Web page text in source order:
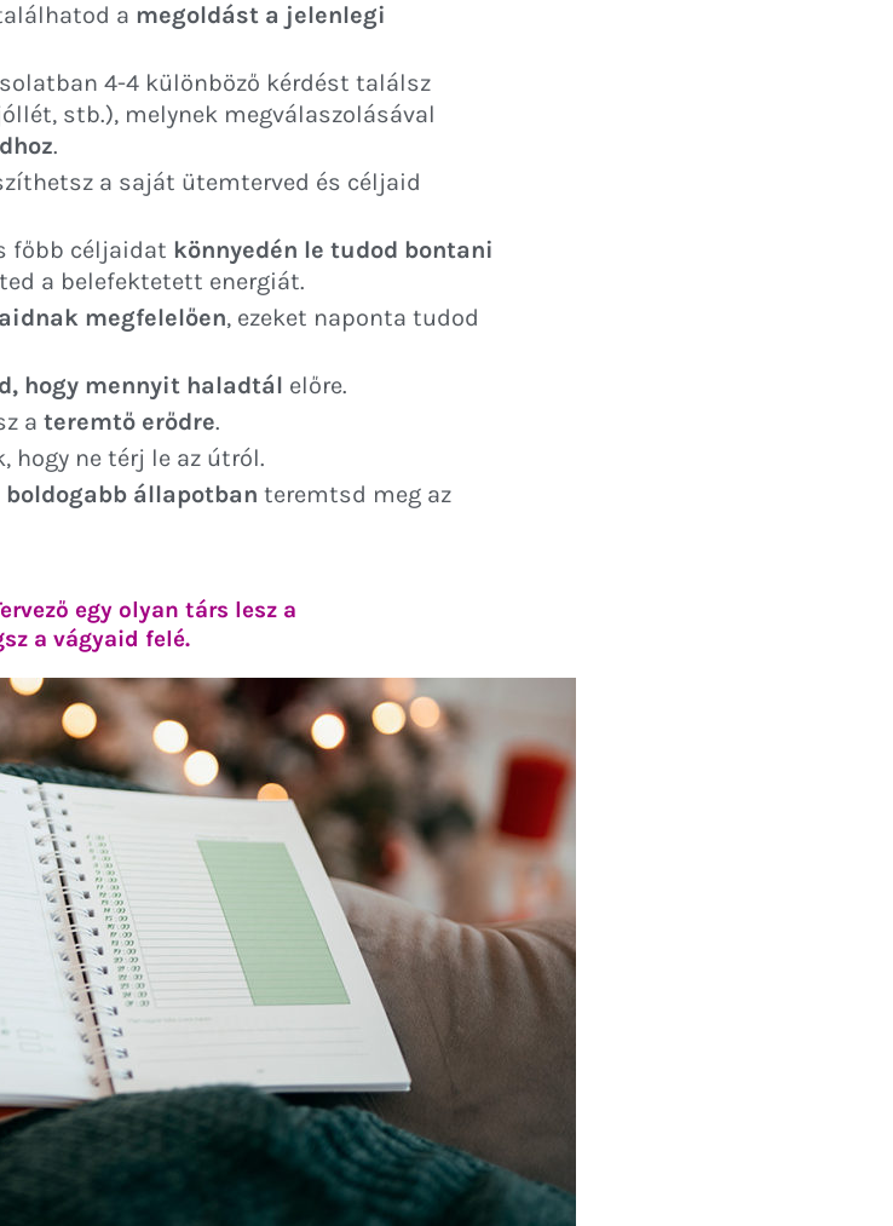
a megoldást a jelenlegi
4-4 különböző kérdést találsz
stb.), melynek megválaszolásával
.
a saját ütemterved és céljaid
főbb céljaidat könnyedén le tudod bontani
a belefektetett energiát.
megfelelően, ezeket naponta tudod
hogy mennyit haladtál előre.
a teremtő erődre.
hogy ne térj le az útról.
boldogabb állapotban teremtsd meg az
egy olyan társ lesz a
a vágyaid felé.